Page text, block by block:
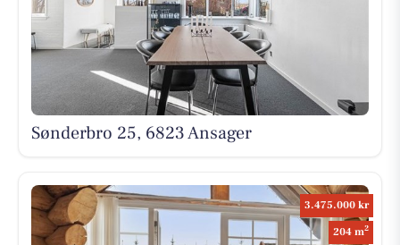
Sønderbro 25, 6823 Ansager
3.475.000 kr
204 m2